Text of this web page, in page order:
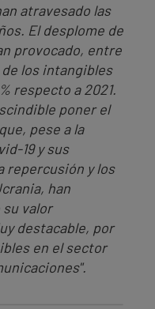
atravesado las
El desplome de
provocado, entre
los intangibles
respecto a 2021.
poner el
pese a la
19 y sus
repercusión y los
han
valor
destacable, por
en el sector